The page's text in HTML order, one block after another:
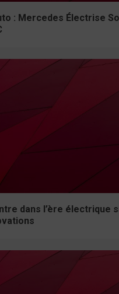
: Mercedes Électrise
dans l’ère électrique